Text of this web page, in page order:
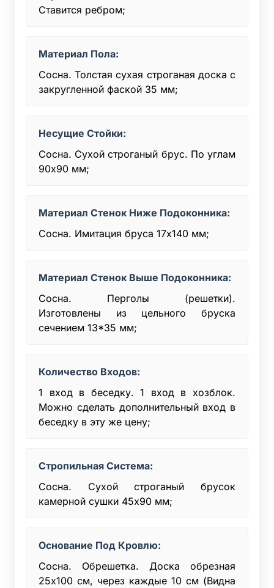
Ставится ребром;
Материал Пола:
Сосна. Толстая сухая строганая доска с
закругленной фаской 35 мм;
Несущие Стойки:
Сосна. Сухой строганый брус. По углам
90х90 мм;
Материал Стенок Ниже Подоконника:
Сосна. Имитация бруса 17х140 мм;
Материал Стенок Выше Подоконника:
Сосна. Перголы (решетки).
Изготовлены из цельного бруска
сечением 13*35 мм;
Количество Входов:
1 вход в беседку. 1 вход в хозблок.
Можно сделать дополнительный вход в
беседку в эту же цену;
Стропильная Система:
Сосна. Сухой строганый брусок
камерной сушки 45x90 мм;
Основание Под Кровлю:
Сосна. Обрешетка. Доска обрезная
25х100 см, через каждые 10 см (Видна